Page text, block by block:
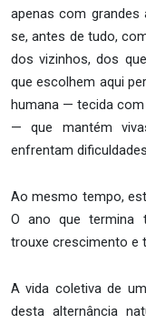
apenas com grandes
se, antes de tudo,
dos vizinhos, dos
que escolhem aqui
humana — tecida
— que mantém
enfrentam
Ao mesmo tempo,
O ano que termina
trouxe crescimento e
A vida coletiva de
desta alternância